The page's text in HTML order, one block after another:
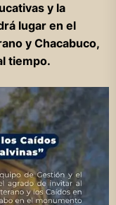
y la
lugar en el
y Chacabuco,
tiempo.